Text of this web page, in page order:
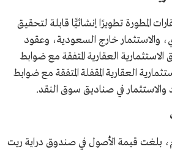
المطورة تطويرًا إنشائيًّا قابلة لتحقيق
والاستثمار خارج السعودية، وعقود
العقارية المتفقة مع ضوابط
العقارية المقفلة المتفقة مع ضوابط
والاستثمار في صناديق سوق النقد.
تاريخ 1444هـ/2022م، بلغت قيمة الأصول في صندوق دراية ريت